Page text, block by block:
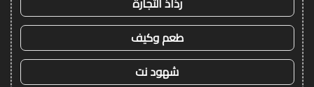
طعم وكيف
شهود نت